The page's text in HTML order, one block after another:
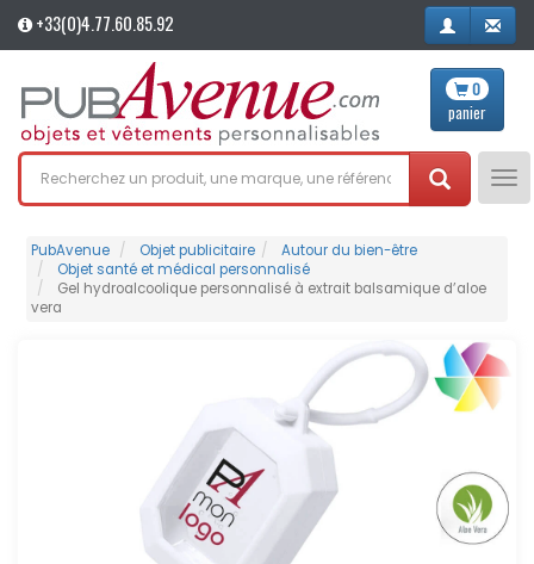
+33(0)4.77.60.85.92
0
panier
PubAvenue Objet publicitaire
Autour du bien-être
Objet santé et médical personnalisé
Gel hydroalcoolique personnalisé à extrait balsamique d’aloe
vera